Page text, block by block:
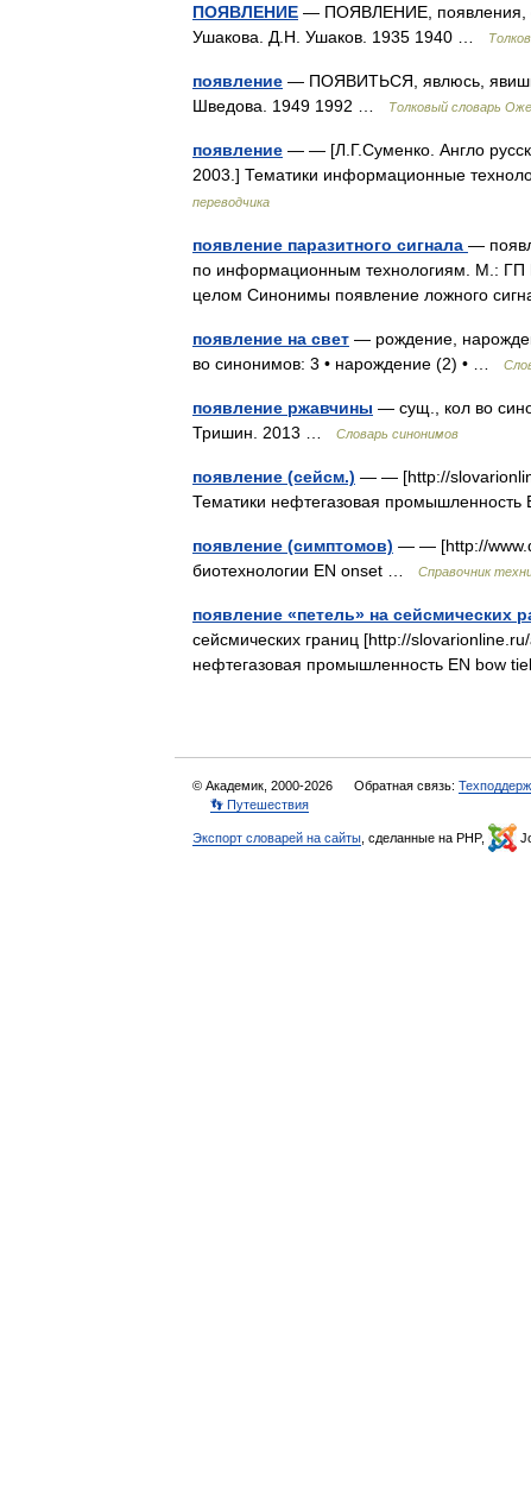
ПОЯВЛЕНИЕ — ПОЯВЛЕНИЕ, появления,
Ушакова. Д.Н. Ушаков. 1935 1940 …
появление — ПОЯВИТЬСЯ, явлюсь,
Шведова. 1949 1992 …
Толковый словарь
появление — — [Л.Г.Суменко. Англо
2003.] Тематики информационные
переводчика
появление паразитного сигнала —
по информационным технологиям. М.:
целом Синонимы появление ложного
появление на свет — рождение,
во синонимов: 3 • нарождение (2) • …
появление ржавчины — сущ., кол во
Тришин. 2013 …
Словарь синонимов
появление (сейсм.) — — [http://
Тематики нефтегазовая
появление (симптомов) — — [http://
биотехнологии EN onset …
Справочник
появление «петель» на сейсмических
сейсмических границ [http://
нефтегазовая промышленность EN bow
© Академик, 2000-2026 Обратная связь:
👣 Путешествия
Экспорт словарей на сайты , сделанные на PHP,